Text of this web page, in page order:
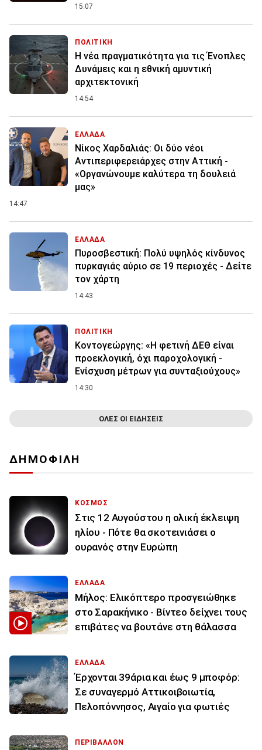
15:07
ΠΟΛΙΤΙΚΗ
Η νέα πραγματικότητα για τις Ένοπλες
Δυνάμεις και η εθνική αμυντική
αρχιτεκτονική
14:54
ΕΛΛΑΔΑ
Νίκος Χαρδαλιάς: Οι δύο νέοι
Αντιπεριφερειάρχες στην Αττική -
«Οργανώνουμε καλύτερα τη δουλειά
μας»
14:47
ΕΛΛΑΔΑ
Πυροσβεστική: Πολύ υψηλός κίνδυνος
πυρκαγιάς αύριο σε 19 περιοχές - Δείτε
τον χάρτη
14:43
ΠΟΛΙΤΙΚΗ
Κοντογεώργης: «Η φετινή ΔΕΘ είναι
προεκλογική, όχι παροχολογική -
Ενίσχυση μέτρων για συνταξιούχους»
14:30
ΟΛΕΣ ΟΙ ΕΙΔΗΣΕΙΣ
ΔΗΜΟΦΙΛΗ
ΚΟΣΜΟΣ
Στις 12 Αυγούστου η ολική έκλειψη
ηλίου - Πότε θα σκοτεινιάσει ο
ουρανός στην Ευρώπη
ΕΛΛΑΔΑ
Μήλος: Ελικόπτερο προσγειώθηκε
στο Σαρακήνικο - Βίντεο δείχνει τους
επιβάτες να βουτάνε στη θάλασσα
ΕΛΛΑΔΑ
Έρχονται 39άρια και έως 9 μποφόρ:
Σε συναγερμό Αττικοιβοιωτία,
Πελοπόννησος, Αιγαίο για φωτιές
ΠΕΡΙΒΑΛΛΟΝ